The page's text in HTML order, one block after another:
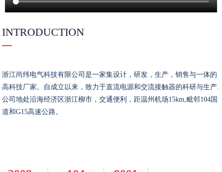
INTRODUCTION
浙江尚纬电气科技有限公司是一家集设计，研发，生产，销售与一体的
高科技厂家。自成立以来，致力于直流电源和交流接触器的科研与生产.
公司地处沿海经济区浙江柳市，交通便利，距温州机场15km,毗邻104国
道和G15高速公路。